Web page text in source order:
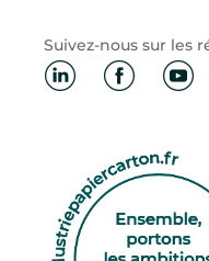
Suivez-nous sur les